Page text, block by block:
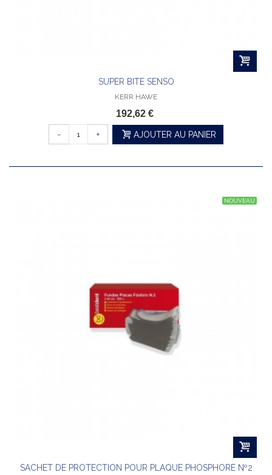
SUPER BITE SENSO
KERR HAWE
192,62 €
- + AJOUTER AU PANIER
NOUVEAU
SACHET DE PROTECTION POUR PLAQUE PHOSPHORE Nº2